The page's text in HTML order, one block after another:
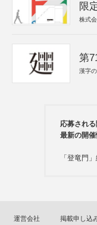
限
株式
第
漢字
応募され
最新の開催
「登竜門
運営会社 掲載申し込